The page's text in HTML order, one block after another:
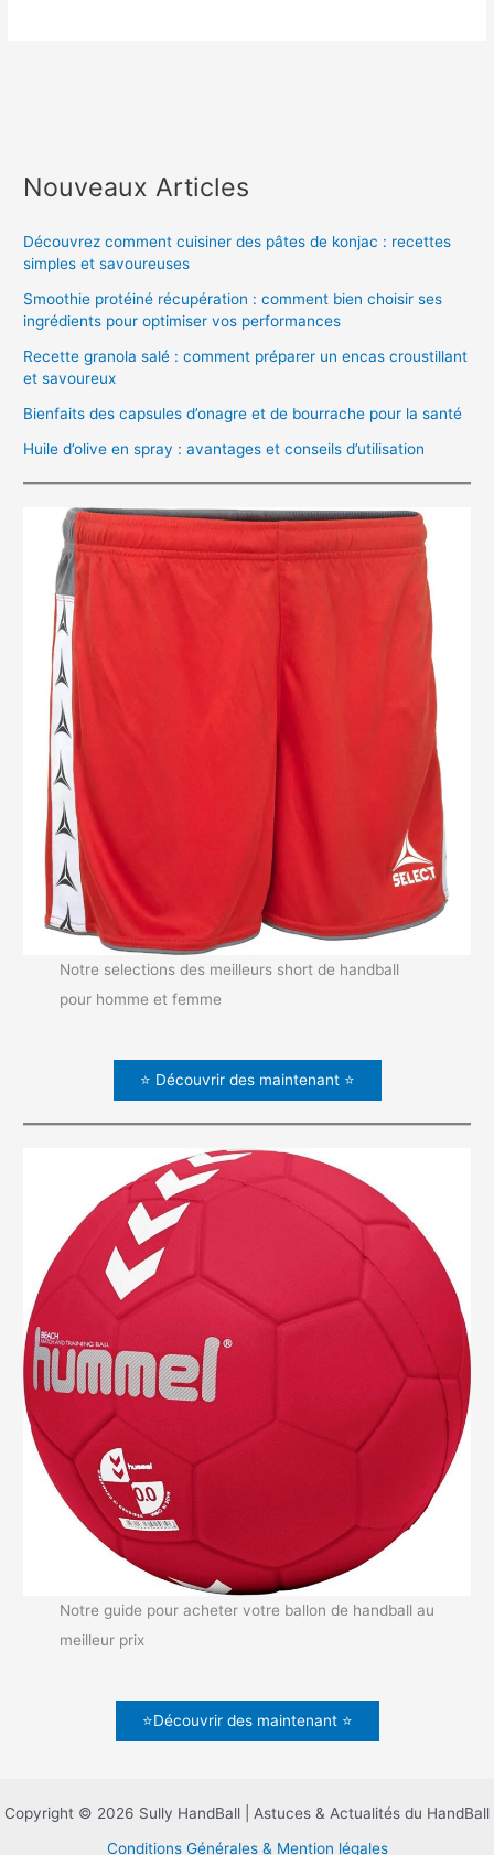
Nouveaux Articles
Découvrez comment cuisiner des pâtes de konjac : recettes
simples et savoureuses
Smoothie protéiné récupération : comment bien choisir ses
ingrédients pour optimiser vos performances
Recette granola salé : comment préparer un encas croustillant
et savoureux
Bienfaits des capsules d’onagre et de bourrache pour la santé
Huile d’olive en spray : avantages et conseils d’utilisation
Notre selections des meilleurs short de handball
pour homme et femme
⭐ Découvrir des maintenant ⭐
Notre guide pour acheter votre ballon de handball au
meilleur prix
⭐Découvrir des maintenant ⭐
Copyright © 2026 Sully HandBall | Astuces & Actualités du HandBall
Conditions Générales & Mention légales